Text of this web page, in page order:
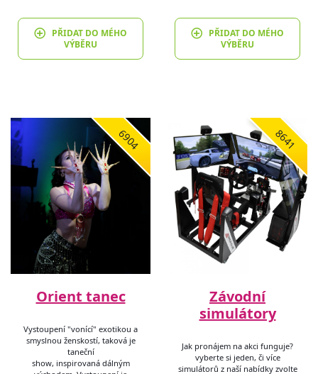
PŘIDAT DO MÉHO
VÝBĚRU
PŘIDAT DO MÉHO
VÝBĚRU
6904
Orient tanec
Vystoupení "vonící" exotikou a
smyslnou ženskostí, taková je
taneční
show, inspirovaná dálným
8641
Závodní
simulátory
Jak pronájem na akci funguje?
vyberte si jeden, či více
simulátorů z naší nabídky zvolte